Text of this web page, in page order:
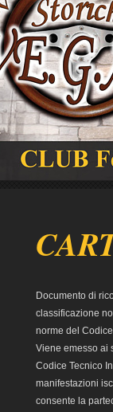
Documento di
classificazione
norme del
Viene emesso ai
Codice Tecnico
manifestazioni
consente la